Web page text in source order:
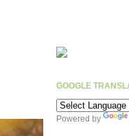
GOOGLE
Powered by